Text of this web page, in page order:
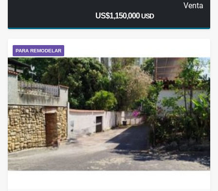
Venta
US$1,150,000USD
PARA REMODELAR